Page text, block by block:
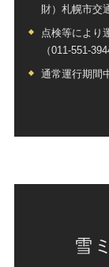
財）札幌市交
点検等により
（011-551-
通常運行期間
雪